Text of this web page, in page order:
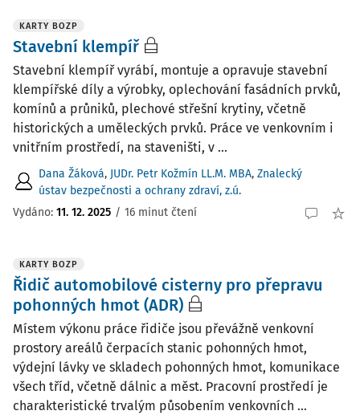
KARTY BOZP
Stavební klempíř
Stavební klempíř vyrábí, montuje a opravuje stavební
klempířské díly a výrobky, oplechování fasádních prvků,
komínů a průniků, plechové střešní krytiny, včetně
historických a uměleckých prvků. Práce ve venkovním i
vnitřním prostředí, na staveništi, v ...
Dana Žáková, JUDr. Petr Kožmín LL.M. MBA, Znalecký
ústav bezpečnosti a ochrany zdraví, z.ú.
Vydáno: 11. 12. 2025 / 16 minut čtení
KARTY BOZP
Řidič automobilové cisterny pro přepravu
pohonných hmot (ADR)
Místem výkonu práce řidiče jsou převážně venkovní
prostory areálů čerpacích stanic pohonných hmot,
výdejní lávky ve skladech pohonných hmot, komunikace
všech tříd, včetně dálnic a měst. Pracovní prostředí je
charakteristické trvalým působením venkovních ...